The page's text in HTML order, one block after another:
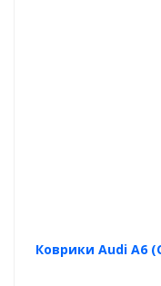
Коврики Audi A6